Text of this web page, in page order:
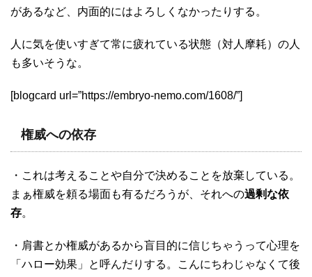
があるなど、内面的にはよろしくなかったりする。
人に気を使いすぎて常に疲れている状態（対人摩耗）の人
も多いそうな。
[blogcard url=”https://embryo-nemo.com/1608/”]
権威への依存
・これは考えることや自分で決めることを放棄している。
まぁ権威を頼る場面も有るだろうが、それへの過剰な依
存。
・肩書とか権威があるから盲目的に信じちゃうって心理を
「ハロー効果」と呼んだりする。こんにちわじゃなくて後